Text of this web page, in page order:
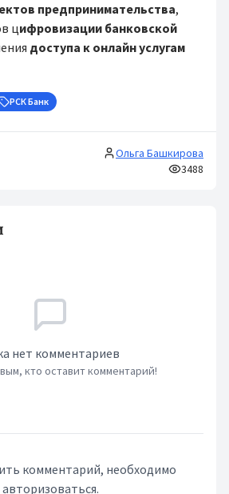
предпринимательства,
цифровизации банковской
доступа к онлайн услугам
РСК Банк
Ольга Башкирова
3488
нет комментариев
кто оставит комментарий!
комментарий, необходимо
авторизоваться.